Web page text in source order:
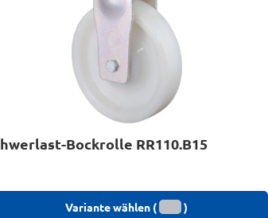
Bockrolle RR110.B15
Variante wählen ( )